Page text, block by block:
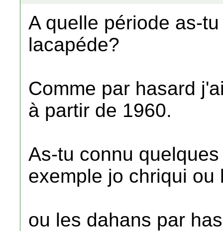
A quelle période as-
lacapéde?
Comme par hasard
à partir de 1960.
As-tu connu
exemple jo chriqui ou
ou les dahans par